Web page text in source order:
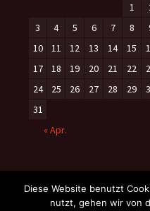
1
3
4 5 6 7 8
10
11 12 13 14 15
17
18 19 20 21 22
24
25 26 27 28 29
31
« Apr.
Diese Website benutzt
nutzt, gehen wir von